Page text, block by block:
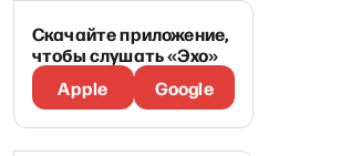
Скачайте приложение,
чтобы слушать «Эхо»
Apple
Google